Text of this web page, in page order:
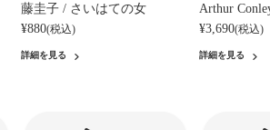
藤圭子 / さいはての女
¥880(税込)
詳細を見る
Arthur
¥3,690(税込)
詳細を見る